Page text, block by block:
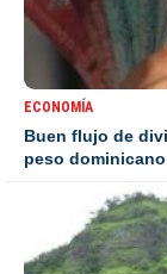
ECONOMÍA
Buen flujo de
peso dominicano